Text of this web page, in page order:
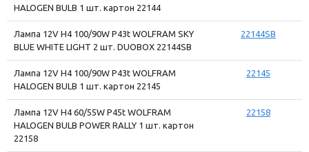
HALOGEN BULB 1 шт. картон 22144
Лампа 12V H4 100/90W P43t WOLFRAM SKY
BLUE WHITE LIGHT 2 шт. DUOBOX 22144SB
22144SB
Лампа 12V H4 100/90W P43t WOLFRAM
HALOGEN BULB 1 шт. картон 22145
22145
Лампа 12V H4 60/55W P45t WOLFRAM
HALOGEN BULB POWER RALLY 1 шт. картон
22158
22158